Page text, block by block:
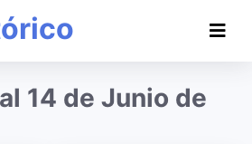
14 de Junio de